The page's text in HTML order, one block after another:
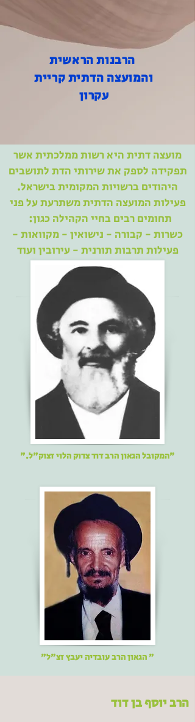
והמועצה הדתית קריית
עקרון
מועצה דתית היא רשות ממלכתית אשר
תפקידה לספק את שירותי הדת לתושבים
היהודים ברשויות המקומית בישראל.
פעילות המועצה הדתית משתרעת על פני
תחומים רבים בחיי הקהילה כגון:
כשרות - קבורה - נישואין - מקוואות -
פעילות תרבות תורנית - עירובין ועוד
"המקובל הגאון הרב דוד צדוק הלוי זצוק"ל."
" הגאון הרב עובדיה יעבץ זצ"ל"
הרב יוסף בן דוד